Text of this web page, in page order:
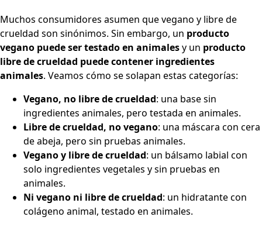
Muchos consumidores asumen que vegano y libre de
crueldad son sinónimos. Sin embargo, un producto
vegano puede ser testado en animalesy un producto
libre de crueldad puede contener ingredientes
animales. Veamos cómo se solapan estas categorías:
Vegano, no libre de crueldad: una base sin
ingredientes animales, pero testada en animales.
Libre de crueldad, no vegano: una máscara con cera
de abeja, pero sin pruebas animales.
Vegano y libre de crueldad: un bálsamo labial con
solo ingredientes vegetales y sin pruebas en
animales.
Ni vegano ni libre de crueldad: un hidratante con
colágeno animal, testado en animales.